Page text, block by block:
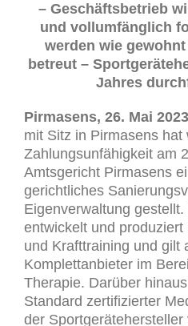
– Geschäftsbetrieb
und vollumfänglich
werden wie
betreut –
Jahres
Pirmasens, 26. Mai 2023
mit Sitz in Pirmasens hat
Zahlungsunfähigkeit am
Amtsgericht Pirmasens
gerichtliches
Eigenverwaltung
entwickelt und
und Krafttraining und gilt
Komplettanbieter im
Therapie. Darüber
Standard zertifizierter
der